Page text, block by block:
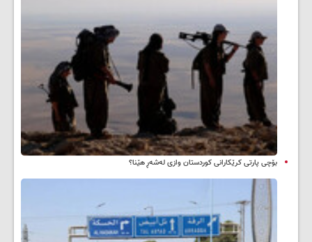
بۆچی پارتی کرێکارانی کوردستان وازی لەشەڕ هێنا؟